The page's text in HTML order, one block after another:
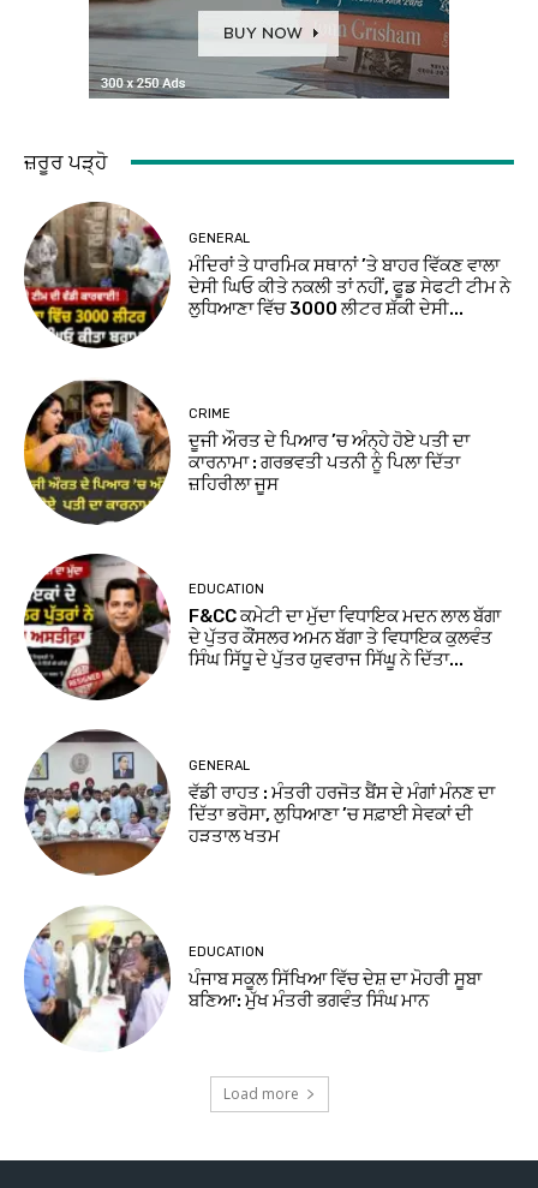
ਜ਼ਰੂਰ ਪੜ੍ਹੋ
GENERAL
ਮੰਦਿਰਾਂ ਤੇ ਧਾਰਮਿਕ ਸਥਾਨਾਂ ’ਤੇ ਬਾਹਰ ਵਿੱਕਣ ਵਾਲਾ
ਦੇਸੀ ਘਿਓ ਕੀਤੇ ਨਕਲੀ ਤਾਂ ਨਹੀਂ, ਫੂਡ ਸੇਫਟੀ ਟੀਮ ਨੇ
ਲੁਧਿਆਣਾ ਵਿੱਚ 3000 ਲੀਟਰ ਸ਼ੱਕੀ ਦੇਸੀ...
CRIME
ਦੂਜੀ ਔਰਤ ਦੇ ਪਿਆਰ ’ਚ ਅੰਨ੍ਹੇ ਹੋਏ ਪਤੀ ਦਾ
ਕਾਰਨਾਮਾ : ਗਰਭਵਤੀ ਪਤਨੀ ਨੂੰ ਪਿਲਾ ਦਿੱਤਾ
ਜ਼ਹਿਰੀਲਾ ਜੂਸ
EDUCATION
F&CC ਕਮੇਟੀ ਦਾ ਮੁੱਦਾ ਵਿਧਾਇਕ ਮਦਨ ਲਾਲ ਬੱਗਾ
ਦੇ ਪੁੱਤਰ ਕੌਂਸਲਰ ਅਮਨ ਬੱਗਾ ਤੇ ਵਿਧਾਇਕ ਕੁਲਵੰਤ
ਸਿੰਘ ਸਿੱਧੂ ਦੇ ਪੁੱਤਰ ਯੁਵਰਾਜ ਸਿੱਘੂ ਨੇ ਦਿੱਤਾ...
GENERAL
ਵੱਡੀ ਰਾਹਤ : ਮੰਤਰੀ ਹਰਜੋਤ ਬੈਂਸ ਦੇ ਮੰਗਾਂ ਮੰਨਣ ਦਾ
ਦਿੱਤਾ ਭਰੋਸਾ, ਲੁਧਿਆਣਾ ’ਚ ਸਫ਼ਾਈ ਸੇਵਕਾਂ ਦੀ
ਹੜਤਾਲ ਖਤਮ
EDUCATION
ਪੰਜਾਬ ਸਕੂਲ ਸਿੱਖਿਆ ਵਿੱਚ ਦੇਸ਼ ਦਾ ਮੋਹਰੀ ਸੂਬਾ
ਬਣਿਆ: ਮੁੱਖ ਮੰਤਰੀ ਭਗਵੰਤ ਸਿੰਘ ਮਾਨ
Load more